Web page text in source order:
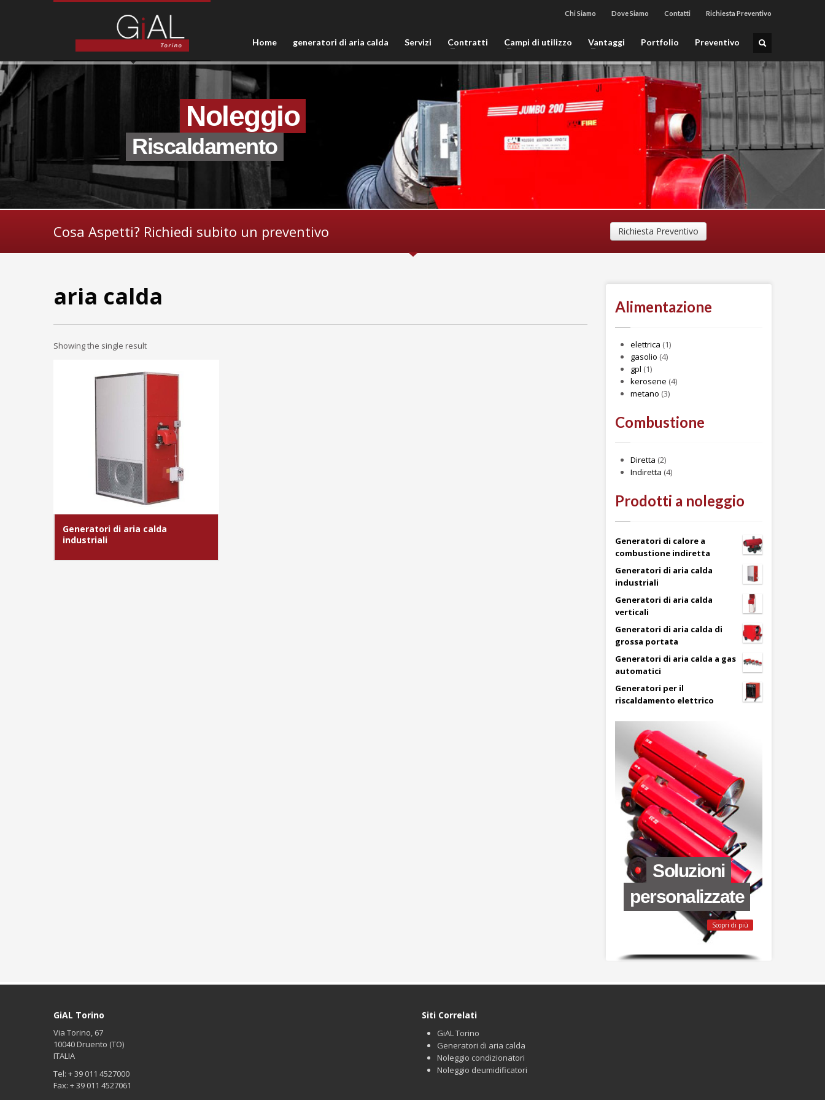
Chi Siamo Dove Siamo Contatti Richiesta Preventivo
Home generatori di aria calda Servizi Contratti Campi di utilizzo Vantaggi Portfolio Preventivo
Noleggio
Riscaldamento
Cosa Aspetti? Richiedi subito un preventivo Richiesta Preventivo
aria calda
Showing the single result
Generatori di aria calda
industriali
Alimentazione
elettrica (1)
gasolio (4)
gpl (1)
kerosene (4)
metano (3)
Combustione
Diretta (2)
Indiretta (4)
Prodotti a noleggio
Generatori di calore a
combustione indiretta
Generatori di aria calda
industriali
Generatori di aria calda
verticali
Generatori di aria calda di
grossa portata
Generatori di aria calda a gas
automatici
Generatori per il
riscaldamento elettrico
Scopri di più
GiAL Torino
Via Torino, 67
10040 Druento (TO)
ITALIA
Tel: + 39 011 4527000
Fax: + 39 011 4527061
Siti Correlati
GiAL Torino
Generatori di aria calda
Noleggio condizionatori
Noleggio deumidificatori